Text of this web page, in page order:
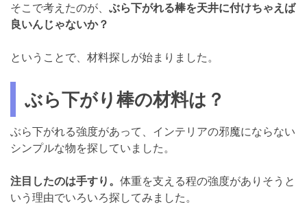
そこで考えたのが、 ぶら下がれる棒を天井に付けちゃえば
良いんじゃないか？
ということで、材料探しが始まりました。
ぶら下がり棒の材料は？
ぶら下がれる強度があって、インテリアの邪魔にならない
シンプルな物を探していました。
注目したのは手すり。 体重を支える程の強度がありそうと
いう理由でいろいろ探してみました。